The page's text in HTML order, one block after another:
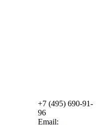
+7 (495) 690-91-
96
Email: